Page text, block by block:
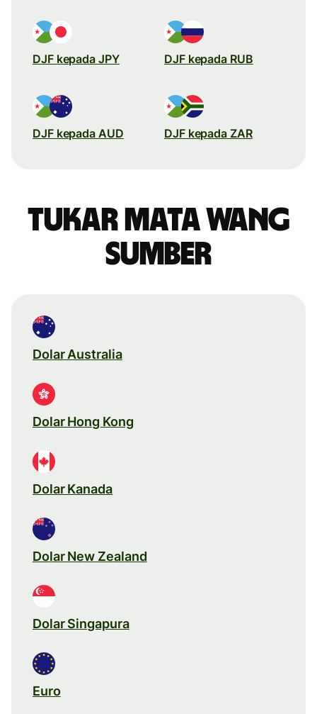
DJF kepada JPY DJF kepada RUB
DJF kepada AUD DJF kepada ZAR
Tukar mata wang
sumber
Dolar Australia
Dolar Hong Kong
Dolar Kanada
Dolar New Zealand
Dolar Singapura
Euro